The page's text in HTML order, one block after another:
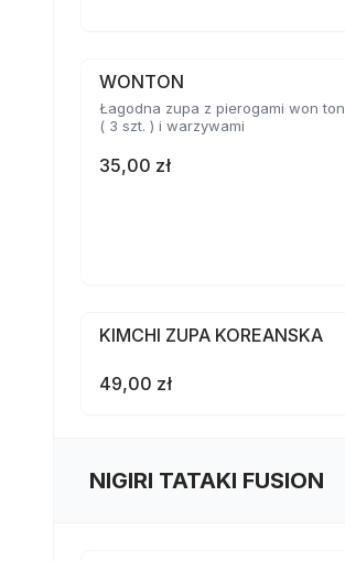
WONTON
Łagodna zupa z pierogami won ton
( 3 szt. ) i warzywami
35,00 zł
KIMCHI ZUPA KOREANSKA
49,00 zł
NIGIRI TATAKI FUSION